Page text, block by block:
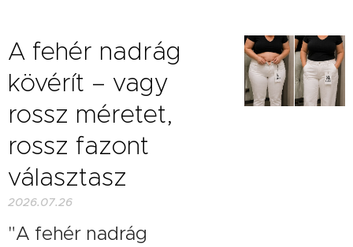
A fehér nadrág
kövérít – vagy
rossz méretet,
rossz fazont
választasz
2026.07.26
"A fehér nadrág